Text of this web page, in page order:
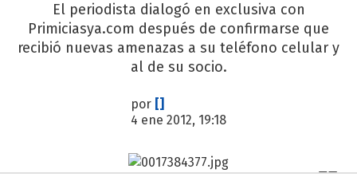
El periodista dialogó en exclusiva con
Primiciasya.com después de confirmarse que
recibió nuevas amenazas a su teléfono celular y
al de su socio.
por []
4 ene 2012, 19:18